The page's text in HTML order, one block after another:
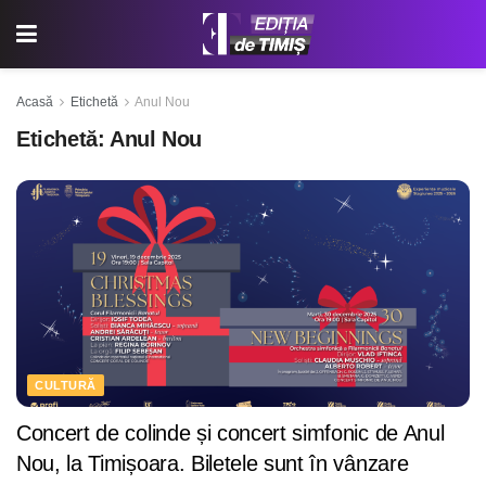
Acasă Etichetă Anul Nou
Etichetă: Anul Nou
CULTURĂ
Concert de colinde și concert simfonic de Anul
Nou, la Timișoara. Biletele sunt în vânzare